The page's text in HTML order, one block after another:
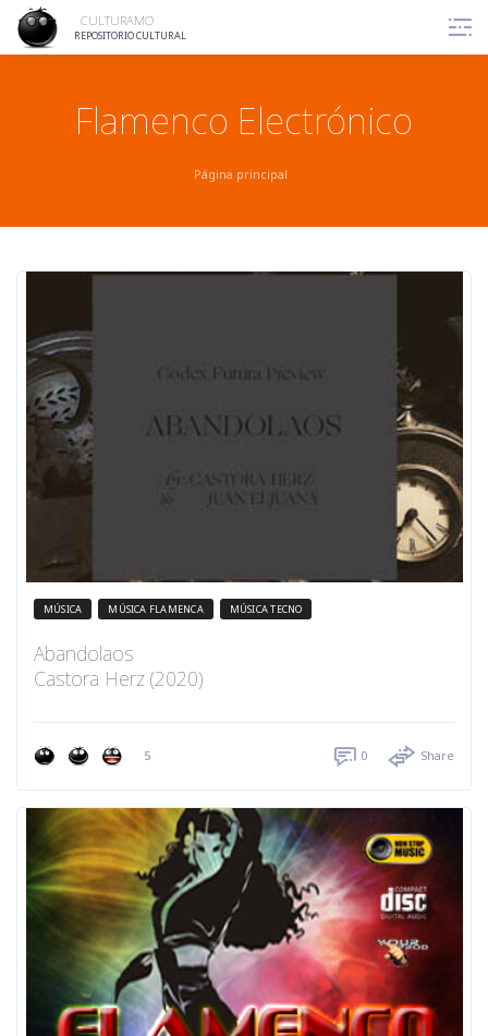
content
CULTURAMO
REPOSITORIO CULTURAL
Flamenco Electrónico
Página principal
MÚSICA MÚSICA FLAMENCA MÚSICA TECNO
Abandolaos
Castora Herz (2020)
5 0 Share